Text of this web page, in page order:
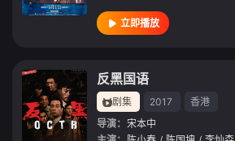
立即播放
反黑国语
剧集 2017
香港
导演： 宋本中